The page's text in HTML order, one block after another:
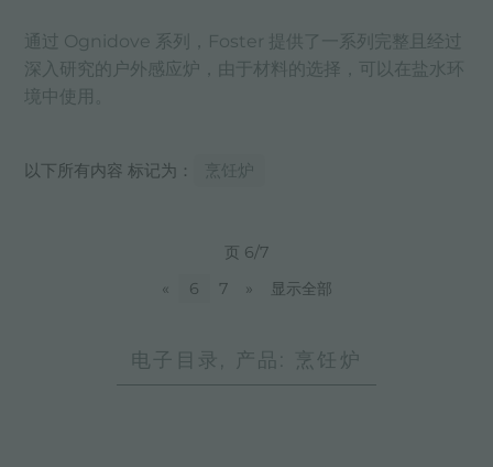
通过 Ognidove 系列，Foster 提供了一系列完整且经过
深入研究的户外感应炉，由于材料的选择，可以在盐水环
境中使用。
以下所有内容 标记为： 烹饪炉
页 6/7
«
6 7 » 显示全部
电子目录, 产品: 烹饪炉